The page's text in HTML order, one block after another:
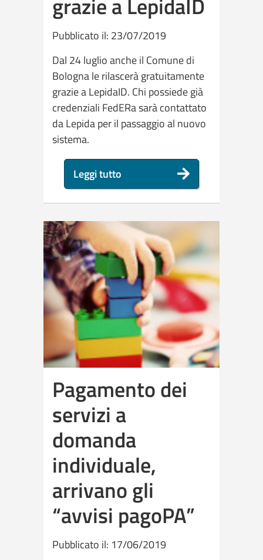
Pubblicato il: 23/07/2019
Dal 24 luglio anche il Comune di
Bologna le rilascerà gratuitamente
grazie a LepidaID. Chi possiede già
credenziali FedERa sarà contattato
da Lepida per il passaggio al nuovo
sistema.
Leggi tutto
Pagamento dei
servizi a
domanda
individuale,
arrivano gli
“avvisi pagoPA”
Pubblicato il: 17/06/2019